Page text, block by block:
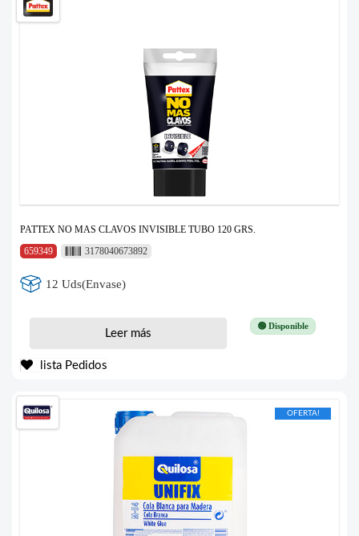
PATTEX NO MAS CLAVOS INVISIBLE TUBO 120 GRS.
659349
3178040673892
12 Uds(Envase)
🟢 Disponible
Leer más
lista Pedidos
OFERTA!